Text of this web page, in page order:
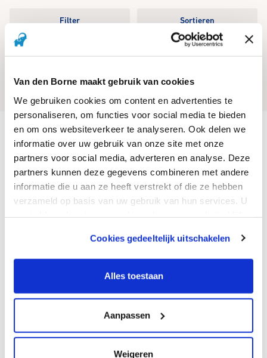
Van den Borne maakt gebruik van cookies
We gebruiken cookies om content en advertenties te
personaliseren, om functies voor social media te bieden
en om ons websiteverkeer te analyseren. Ook delen we
informatie over uw gebruik van onze site met onze
partners voor social media, adverteren en analyse. Deze
partners kunnen deze gegevens combineren met andere
informatie die u aan ze heeft verstrekt of die ze hebben
verzameld op basis van uw gebruik van hun services. U
We werken samen met12 derdendie uw gegevens
kunnen ontvangen en verwerken.
Cookies gedeeltelijk uitschakelen
Alles toestaan
Aanpassen
Weigeren
Filter Sortieren
Reset Search
Homepage Sortiment
Leitungssysteme
PVC-Leitungssysteme
PVC-Fittings
Kontakt
Van den Borne GmbH
Saime-Genc-Ring 37
DE-53121 Bonn
T. +49 (0)228 / 350 395 08
E. info@vandenborne.de
08:00 - 12:00 & 12:30-17:30